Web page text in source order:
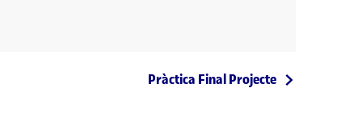
Entrada següent
Pràctica Final Projecte